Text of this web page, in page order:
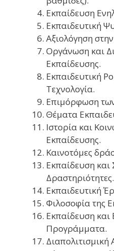
Εκπαίδευση
Εκπαιδευτική
Αξιολόγηση
Οργάνωση και
Εκπαίδευσης.
Εκπαιδευτική
Τεχνολογία.
Επιμόρφωση
Θέματα
Ιστορία και
Εκπαίδευσης.
Καινοτόμες
Εκπαίδευση και
Δραστηριότητες.
Εκπαιδευτική
Φιλοσοφία της
Εκπαίδευση
Προγράμματα.
Διαπολιτισμική